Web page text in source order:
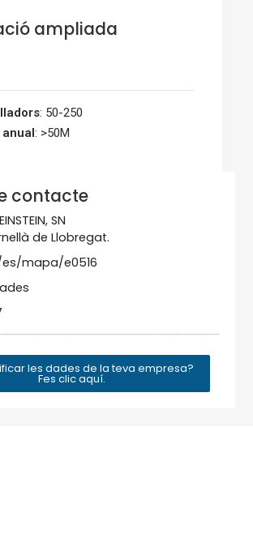
ampliada
: 50-250
: >50M
contacte
SN
de Llobregat.
mapa/e0516
les dades de la teva empresa?
Fes clic aquí.